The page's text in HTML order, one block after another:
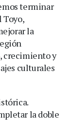
terminar
Toyo,
la
crecimiento y
culturales
la doble